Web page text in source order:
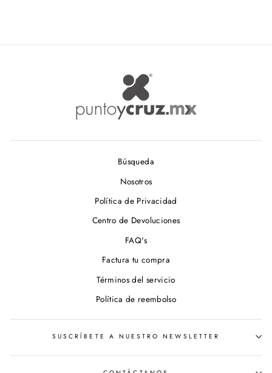
Búsqueda
Nosotros
Política de Privacidad
Centro de Devoluciones
FAQ's
Factura tu compra
Términos del servicio
Política de reembolso
SUSCRÍBETE A NUESTRO NEWSLETTER